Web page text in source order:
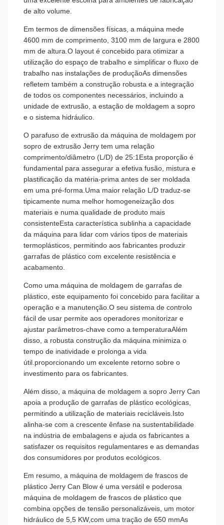
de alto volume.
Em termos de dimensões físicas, a máquina mede
4600 mm de comprimento, 3100 mm de largura e 2800
mm de altura.O layout é concebido para otimizar a
utilização do espaço de trabalho e simplificar o fluxo de
trabalho nas instalações de produçãoAs dimensões
refletem também a construção robusta e a integração
de todos os componentes necessários, incluindo a
unidade de extrusão, a estação de moldagem a sopro
e o sistema hidráulico.
O parafuso de extrusão da máquina de moldagem por
sopro de extrusão Jerry tem uma relação
comprimento/diâmetro (L/D) de 25:1Esta proporção é
fundamental para assegurar a efetiva fusão, mistura e
plastificação da matéria-prima antes de ser moldada
em uma pré-forma.Uma maior relação L/D traduz-se
tipicamente numa melhor homogeneização dos
materiais e numa qualidade de produto mais
consistenteEsta característica sublinha a capacidade
da máquina para lidar com vários tipos de materiais
termoplásticos, permitindo aos fabricantes produzir
garrafas de plástico com excelente resistência e
acabamento.
Como uma máquina de moldagem de garrafas de
plástico, este equipamento foi concebido para facilitar a
operação e a manutenção.O seu sistema de controlo
fácil de usar permite aos operadores monitorizar e
ajustar parâmetros-chave como a temperaturaAlém
disso, a robusta construção da máquina minimiza o
tempo de inatividade e prolonga a vida
útil.proporcionando um excelente retorno sobre o
investimento para os fabricantes.
Além disso, a máquina de moldagem a sopro Jerry Can
apoia a produção de garrafas de plástico ecológicas,
permitindo a utilização de materiais recicláveis.Isto
alinha-se com a crescente ênfase na sustentabilidade
na indústria de embalagens e ajuda os fabricantes a
satisfazer os requisitos regulamentares e as demandas
dos consumidores por produtos ecológicos.
Em resumo, a máquina de moldagem de frascos de
plástico Jerry Can Blow é uma versátil e poderosa
máquina de moldagem de frascos de plástico que
combina opções de tensão personalizáveis, um motor
hidráulico de 5,5 KW,com uma tração de 650 mmAs